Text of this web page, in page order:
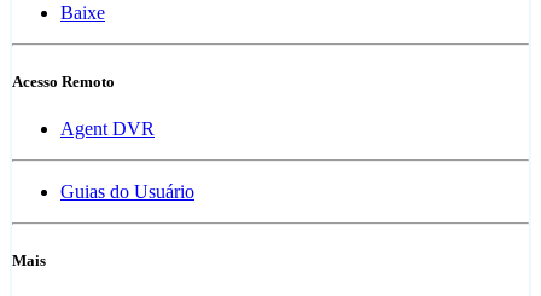
Baixe
Acesso Remoto
Agent DVR
Guias do Usuário
Mais